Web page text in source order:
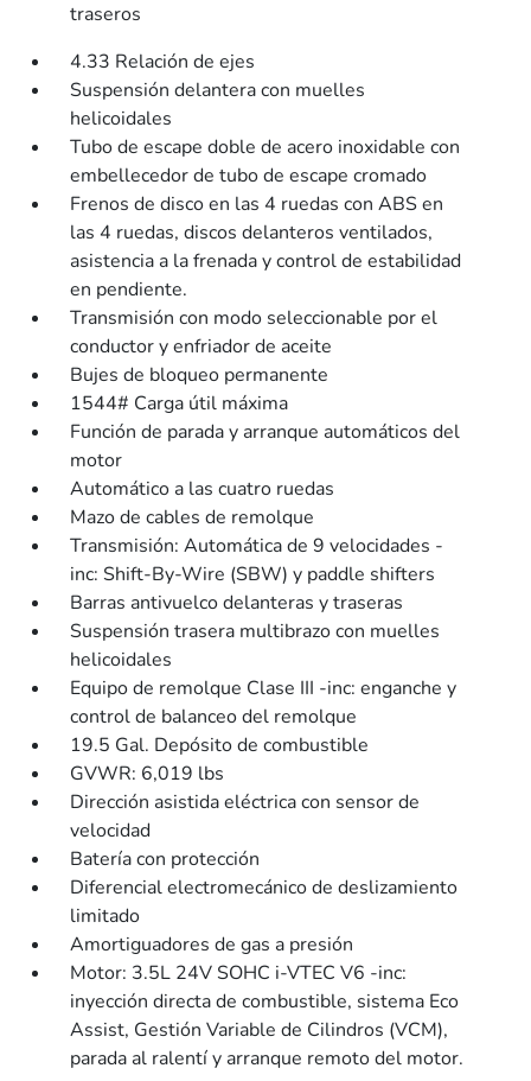
traseros
4.33 Relación de ejes
Suspensión delantera con muelles
helicoidales
Tubo de escape doble de acero inoxidable con
embellecedor de tubo de escape cromado
Frenos de disco en las 4 ruedas con ABS en
las 4 ruedas, discos delanteros ventilados,
asistencia a la frenada y control de estabilidad
en pendiente.
Transmisión con modo seleccionable por el
conductor y enfriador de aceite
Bujes de bloqueo permanente
1544# Carga útil máxima
Función de parada y arranque automáticos del
motor
Automático a las cuatro ruedas
Mazo de cables de remolque
Transmisión: Automática de 9 velocidades -
inc: Shift-By-Wire (SBW) y paddle shifters
Barras antivuelco delanteras y traseras
Suspensión trasera multibrazo con muelles
helicoidales
Equipo de remolque Clase III -inc: enganche y
control de balanceo del remolque
19.5 Gal. Depósito de combustible
GVWR: 6,019 lbs
Dirección asistida eléctrica con sensor de
velocidad
Batería con protección
Diferencial electromecánico de deslizamiento
limitado
Amortiguadores de gas a presión
Motor: 3.5L 24V SOHC i-VTEC V6 -inc:
inyección directa de combustible, sistema Eco
Assist, Gestión Variable de Cilindros (VCM),
parada al ralentí y arranque remoto del motor.